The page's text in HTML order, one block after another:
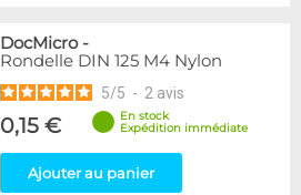
DocMicro-
Rondelle DIN 125 M4 Nylon
5/5 - 2 avis
0,15 €
En stock
Expédition immédiate
Ajouter au panier